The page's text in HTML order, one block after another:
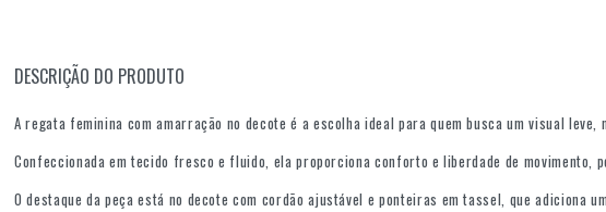
DESCRIÇÃO DO PRODUTO
A regata feminina com amarração no decote é a escolha ideal para quem busca um visual leve,
Confeccionada em tecido fresco e fluido, ela proporciona conforto e liberdade de movimento,
O destaque da peça está no decote com cordão ajustável e ponteiras em tassel, que adiciona